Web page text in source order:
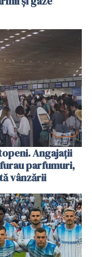
Angajații
parfumuri,
vânzării